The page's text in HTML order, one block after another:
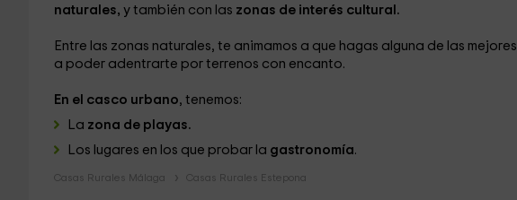
naturales, y también con las zonas de interés cultural.
Entre las zonas naturales, te animamos a que hagas alguna de las mejores
a poder adentrarte por terrenos con encanto.
En el casco urbano, tenemos:
La zona de playas.
Los lugares en los que probar la gastronomía.
Casas Rurales Málaga Casas Rurales Estepona